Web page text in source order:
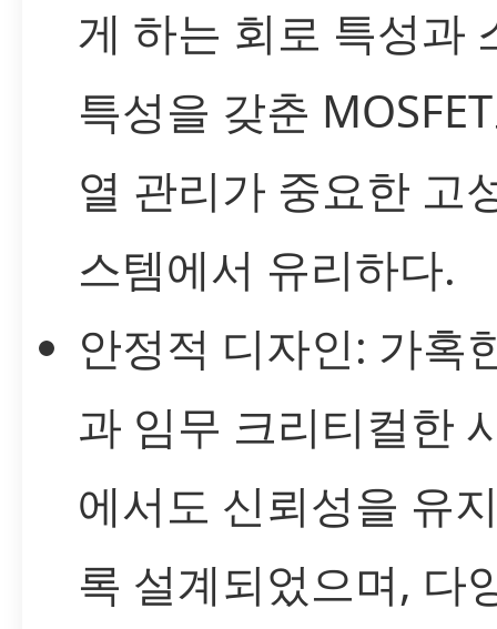
게 하는 회로 특성과
특성을 갖춘
열 관리가 중요한 고
스템에서 유리하다.
안정적 디자인: 가혹
과 임무 크리티컬한
에서도 신뢰성을 유
록 설계되었으며, 다